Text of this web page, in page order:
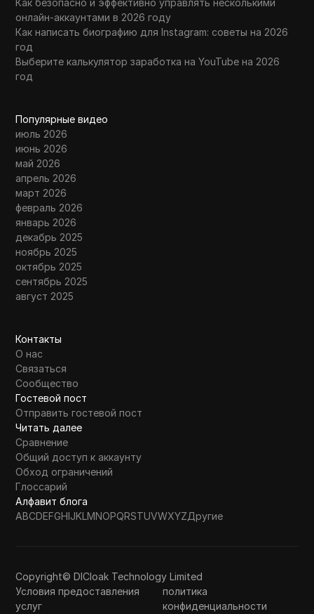
онлайн-аккаунтами в 2026 году
Как написать биографию для Instagram: советы на 2026
год
Выберите калькулятор заработка на YouTube на 2026
год
Популярные видео
июль 2026
июнь 2026
май 2026
апрель 2026
март 2026
февраль 2026
январь 2026
декабрь 2025
ноябрь 2025
октябрь 2025
сентябрь 2025
август 2025
Контакты
О нас
Связаться
Сообщество
Гостевой пост
Отправить гостевой пост
Читать далее
Сравнение
Общий доступ к аккаунту
Обход ограничений
Глоссарий
Алфавит блога
ABCDEFGHIJKLMNOPQRSTUVWXYZДругие
Copyright© DICloak Technology Limited
Условия предоставления
услуг
политика
конфиденциальности